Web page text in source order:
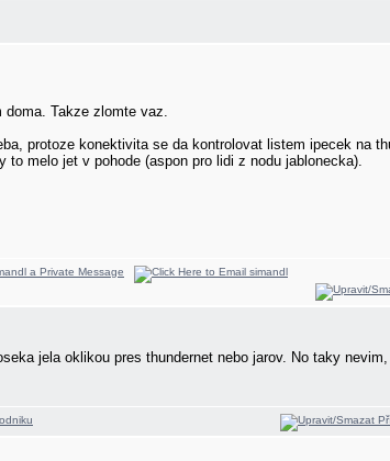
Takze zlomte vaz.
protoze konektivita se da kontrolovat listem ipecek na
melo jet v pohode (aspon pro lidi z nodu jablonecka).
jela oklikou pres thundernet nebo jarov. No taky